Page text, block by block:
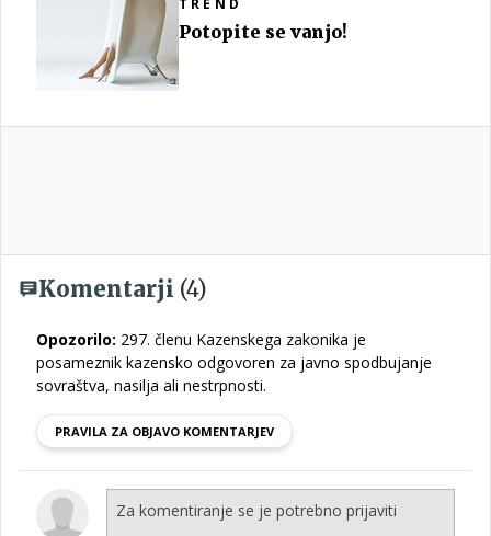
TREND
Potopite se vanjo!
Komentarji (4)
Opozorilo: 297. členu Kazenskega zakonika je
posameznik kazensko odgovoren za javno spodbujanje
sovraštva, nasilja ali nestrpnosti.
PRAVILA ZA OBJAVO KOMENTARJEV